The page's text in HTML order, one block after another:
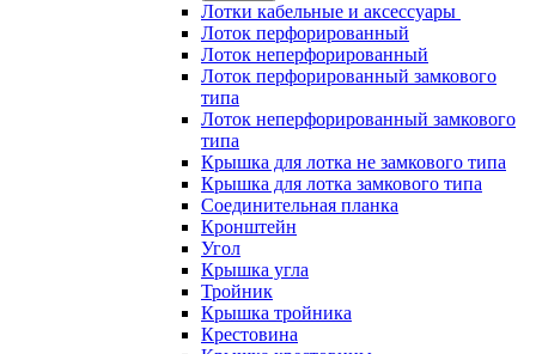
Лотки кабельные и аксессуары
Лоток перфорированный
Лоток неперфорированный
Лоток перфорированный замкового
типа
Лоток неперфорированный замкового
типа
Крышка для лотка не замкового типа
Крышка для лотка замкового типа
Соединительная планка
Кронштейн
Угол
Крышка угла
Тройник
Крышка тройника
Крестовина